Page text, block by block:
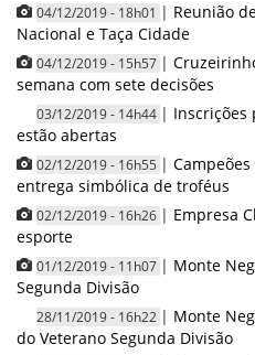
04/12/2019 - 18h01 | Reunião
Nacional e Taça Cidade
04/12/2019 - 15h57 |
semana com sete decisões
03/12/2019 - 14h44 | Inscrições
estão abertas
02/12/2019 - 16h55 |
entrega simbólica de troféus
02/12/2019 - 16h26 | Empresa
esporte
01/12/2019 - 11h07 | Monte
Segunda Divisão
28/11/2019 - 16h22 | Monte
do Veterano Segunda Divisão